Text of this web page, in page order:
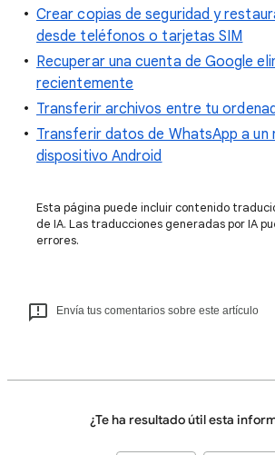
Crear copias de seguridad y
desde teléfonos o tarjetas SIM
Recuperar una cuenta de Google
recientemente
Transferir archivos entre tu
Transferir datos de WhatsApp a un
dispositivo Android
Esta página puede incluir contenido
de IA. Las traducciones generadas por IA
errores.
Envía tus comentarios sobre este artículo
¿Te ha resultado útil esta